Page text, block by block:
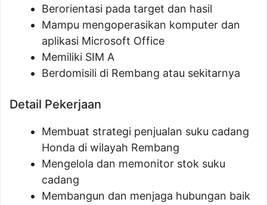
Berorientasi pada target dan hasil
Mampu mengoperasikan komputer dan
aplikasi Microsoft Office
Memiliki SIM A
Berdomisili di Rembang atau sekitarnya
Detail Pekerjaan
Membuat strategi penjualan suku cadang
Honda di wilayah Rembang
Mengelola dan memonitor stok suku
cadang
Membangun dan menjaga hubungan baik